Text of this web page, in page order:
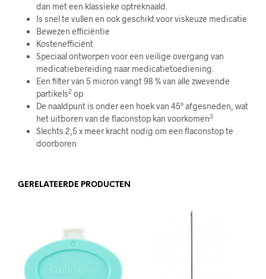
dan met een klassieke optreknaald.
Is snel te vullen en ook geschikt voor viskeuze medicatie
Bewezen efficiëntie
Kostenefficiënt
Speciaal ontworpen voor een veilige overgang van
medicatiebereiding naar medicatietoediening.
Een filter van 5 micron vangt 98 % van alle zwevende
partikels2op
De naaldpunt is onder een hoek van 45° afgesneden, wat
het uitboren van de flaconstop kan voorkomen3
Slechts 2,5 x meer kracht nodig om een flaconstop te
doorboren
GERELATEERDE PRODUCTEN